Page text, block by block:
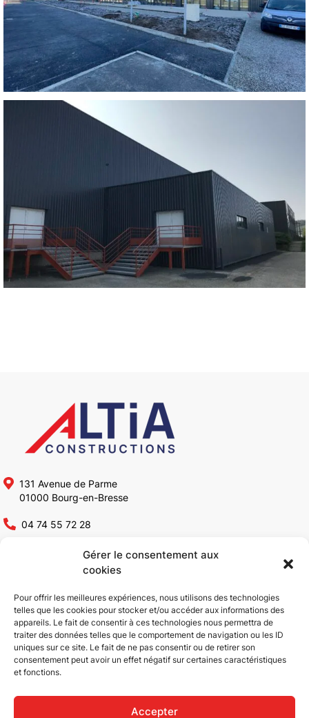
Gérer le consentement aux
cookies
Pour offrir les meilleures expériences, nous utilisons des technologies
telles que les cookies pour stocker et/ou accéder aux informations des
appareils. Le fait de consentir à ces technologies nous permettra de
traiter des données telles que le comportement de navigation ou les ID
uniques sur ce site. Le fait de ne pas consentir ou de retirer son
consentement peut avoir un effet négatif sur certaines caractéristiques
et fonctions.
Accepter
131 Avenue de Parme
01000 Bourg-en-Bresse
04 74 55 72 28
Qui sommes-nous ?
Conception & Construction
Bâtiments industriels
Bâtiments ICPE
Bâtiments tertiaires
Rénovation bâtiments
industriels
Réhabilitation de bâtiments
Aménagement tertiaire
Réalisations